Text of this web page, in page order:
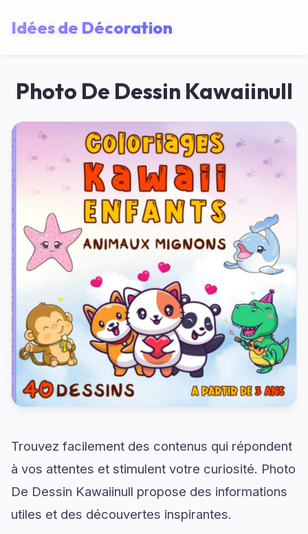
Idées de Décoration
Photo De Dessin Kawaiinull
Trouvez facilement des contenus qui répondent
à vos attentes et stimulent votre curiosité. Photo
De Dessin Kawaiinull propose des informations
utiles et des découvertes inspirantes.